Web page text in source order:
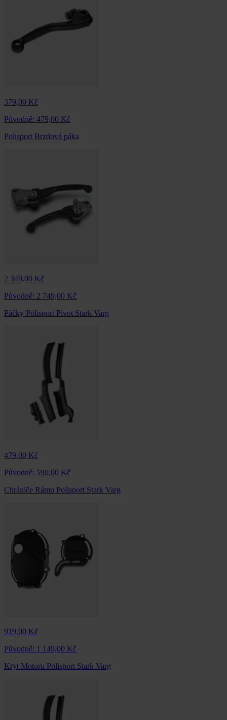
379,00 Kč
Původně: 479,00 Kč
Polisport Brzdová páka
2 349,00 Kč
Původně: 2 749,00 Kč
Páčky Polisport Pivot Stark Varg
479,00 Kč
Původně: 599,00 Kč
Chrániče Rámu Polisport Stark Varg
919,00 Kč
Původně: 1 149,00 Kč
Kryt Motoru Polisport Stark Varg